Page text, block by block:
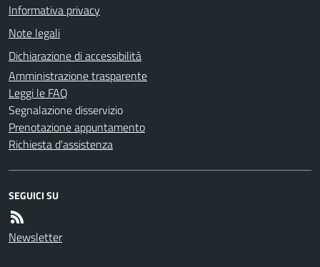
Informativa privacy
Note legali
Dichiarazione di accessibilità
Amministrazione trasparente
Leggi le FAQ
Segnalazione disservizio
Prenotazione appuntamento
Richiesta d'assistenza
SEGUICI SU
Newsletter